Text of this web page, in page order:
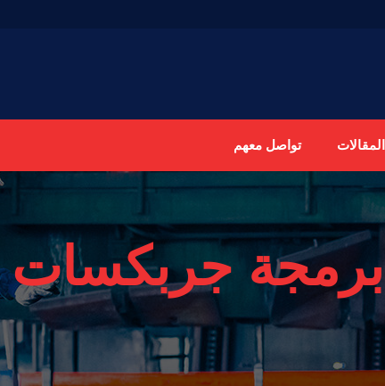
المقالات تواصل معهم
برمجة جربكسات